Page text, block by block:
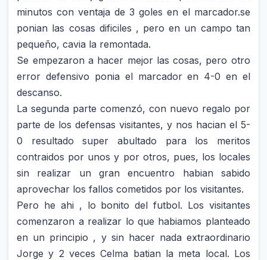
minutos con ventaja de 3 goles en el marcador.se
ponian las cosas dificiles , pero en un campo tan
pequeño, cavia la remontada.
Se empezaron a hacer mejor las cosas, pero otro
error defensivo ponia el marcador en 4-0 en el
descanso.
La segunda parte comenzó, con nuevo regalo por
parte de los defensas visitantes, y nos hacian el 5-
0 resultado super abultado para los meritos
contraidos por unos y por otros, pues, los locales
sin realizar un gran encuentro habian sabido
aprovechar los fallos cometidos por los visitantes.
Pero he ahi , lo bonito del futbol. Los visitantes
comenzaron a realizar lo que habiamos planteado
en un principio , y sin hacer nada extraordinario
Jorge y 2 veces Celma batian la meta local. Los